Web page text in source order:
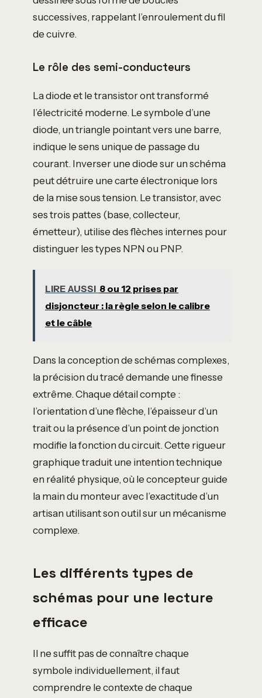
successives, rappelant l’enroulement du fil
de cuivre.
Le rôle des semi-conducteurs
La diode et le transistor ont transformé
l’électricité moderne. Le symbole d’une
diode, un triangle pointant vers une barre,
indique le sens unique de passage du
courant. Inverser une diode sur un schéma
peut détruire une carte électronique lors
de la mise sous tension. Le transistor, avec
ses trois pattes (base, collecteur,
émetteur), utilise des flèches internes pour
distinguer les types NPN ou PNP.
LIRE AUSSI 8 ou 12 prises par
disjoncteur : la règle selon le calibre
et le câble
Dans la conception de schémas complexes,
la précision du tracé demande une finesse
extrême. Chaque détail compte :
l’orientation d’une flèche, l’épaisseur d’un
trait ou la présence d’un point de jonction
modifie la fonction du circuit. Cette rigueur
graphique traduit une intention technique
en réalité physique, où le concepteur guide
la main du monteur avec l’exactitude d’un
artisan utilisant son outil sur un mécanisme
complexe.
Les différents types de
schémas pour une lecture
efficace
Il ne suffit pas de connaître chaque
symbole individuellement, il faut
comprendre le contexte de chaque